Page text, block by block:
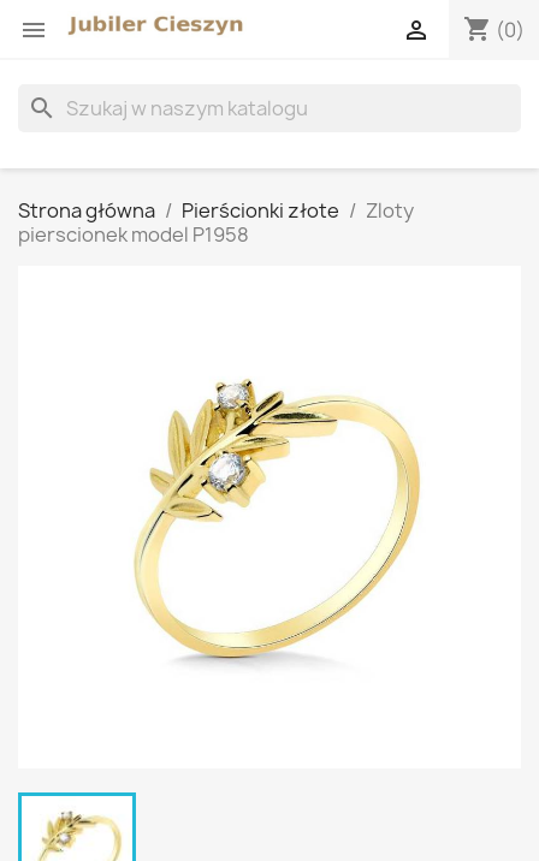
 shopping_cart (0)

search
Strona główna Pierścionki złote
Zloty
pierscionek model P1958